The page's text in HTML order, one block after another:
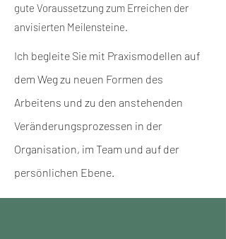
gute Voraussetzung zum Erreichen der
anvisierten Meilensteine.
Ich begleite Sie mit Praxismodellen auf
dem Weg zu neuen Formen des
Arbeitens und zu den anstehenden
Veränderungsprozessen in der
Organisation, im Team und auf der
persönlichen Ebene.